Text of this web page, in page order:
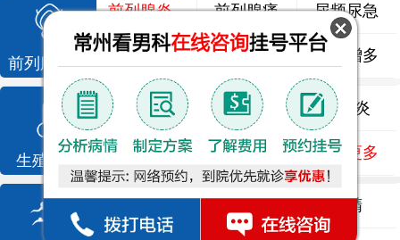
前列腺疾病
前列腺炎 前列腺痛 尿频尿急
前列腺增生 排尿不畅 夜尿增多
生殖感染
龟头炎 睾丸炎 尿道炎
尿相关 泌尿感染 了解更多
死精 少精 弱精